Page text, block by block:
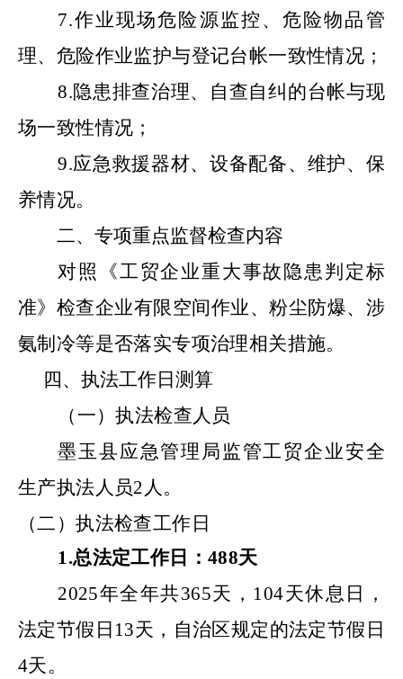
7.作业现场危险源监控、危险物品管
理、危险作业监护与登记台帐一致性情况；
8.隐患排查治理、自查自纠的台帐与现
场一致性情况；
9.应急救援器材、设备配备、维护、保
养情况。
二、专项重点监督检查内容
对照《工贸企业重大事故隐患判定标
准》检查企业有限空间作业、粉尘防爆、涉
氨制冷等是否落实专项治理相关措施。
四、 执法工作日测算
（一）执法检查人员
墨玉县应急管理局监管工贸企业安全
生产执法人员2人 。
（二）执法检查工作日
1.总法定工作日：488天
2025年全年共365天，104天休息日
，
法定节假日 13天，自治区规定的法定节假日
4天。